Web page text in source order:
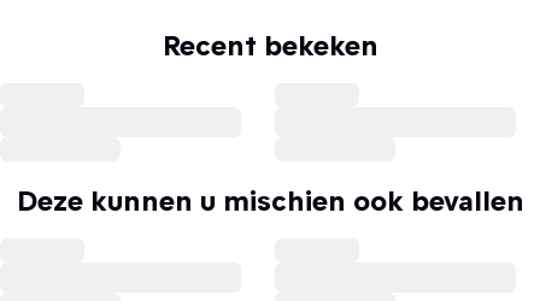
Recent bekeken
Deze kunnen u mischien ook bevallen